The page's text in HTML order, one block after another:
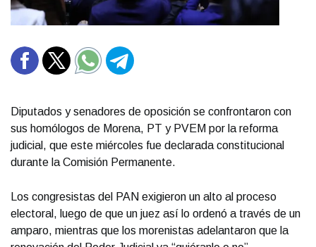
Diputados y senadores de oposición se confrontaron con
sus homólogos de Morena, PT y PVEM por la reforma
judicial, que este miércoles fue declarada constitucional
durante la Comisión Permanente.
Los congresistas del PAN exigieron un alto al proceso
electoral, luego de que un juez así lo ordenó a través de un
amparo, mientras que los morenistas adelantaron que la